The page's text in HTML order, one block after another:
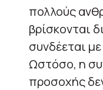
πολλούς
βρίσκονται
συνδέεται
Ωστόσο, η
προσοχής